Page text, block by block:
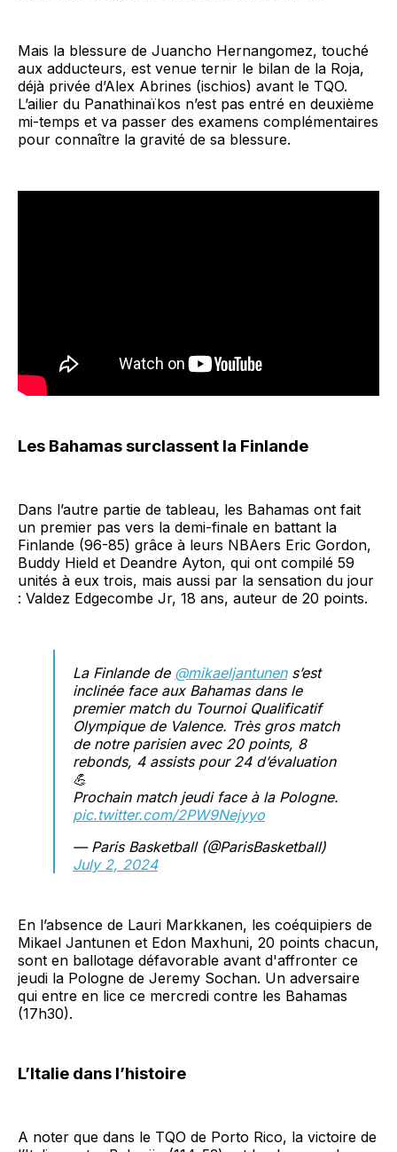
Mais la blessure de Juancho Hernangomez, touché
aux adducteurs, est venue ternir le bilan de la Roja,
déjà privée d’Alex Abrines (ischios) avant le TQO.
L’ailier du Panathinaïkos n’est pas entré en deuxième
mi-temps et va passer des examens complémentaires
pour connaître la gravité de sa blessure.
Les Bahamas surclassent la Finlande
Dans l’autre partie de tableau, les Bahamas ont fait
un premier pas vers la demi-finale en battant la
Finlande (96-85) grâce à leurs NBAers Eric Gordon,
Buddy Hield et Deandre Ayton, qui ont compilé 59
unités à eux trois, mais aussi par la sensation du jour
: Valdez Edgecombe Jr, 18 ans, auteur de 20 points.
La Finlande de @mikaeljantunens’est
inclinée face aux Bahamas dans le
premier match du Tournoi Qualificatif
Olympique de Valence. Très gros match
de notre parisien avec 20 points, 8
rebonds, 4 assists pour 24 d’évaluation
💪
Prochain match jeudi face à la Pologne.
pic.twitter.com/2PW9Nejyyo
— Paris Basketball (@ParisBasketball)
July 2, 2024
En l’absence de Lauri Markkanen, les coéquipiers de
Mikael Jantunen et Edon Maxhuni, 20 points chacun,
sont en ballotage défavorable avant d'affronter ce
jeudi la Pologne de Jeremy Sochan. Un adversaire
qui entre en lice ce mercredi contre les Bahamas
(17h30).
L’Italie dans l’histoire
A noter que dans le TQO de Porto Rico, la victoire de